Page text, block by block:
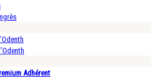
Adhérent